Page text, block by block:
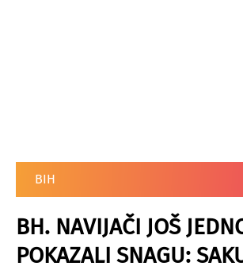
BIH
BH. NAVIJAČI JOŠ
POKAZALI SNAGU: